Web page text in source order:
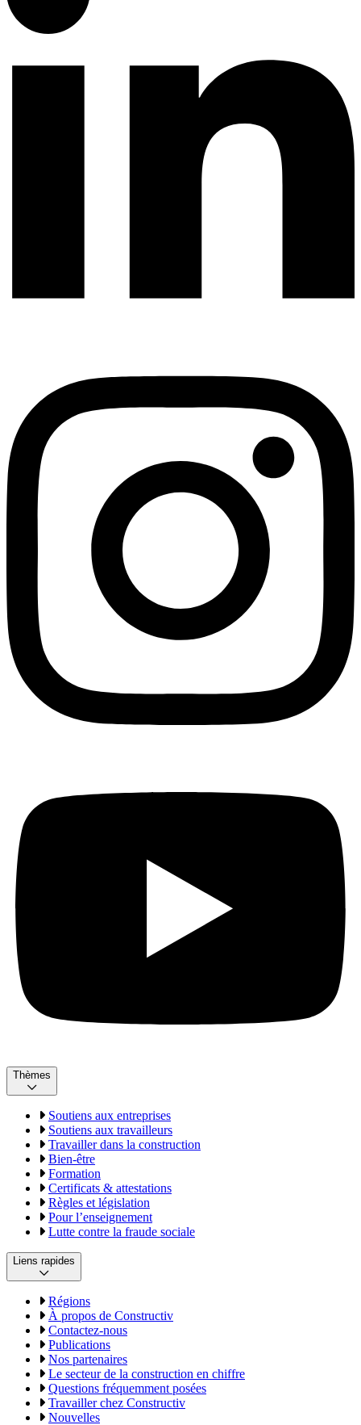
Thèmes
Soutiens aux entreprises
Soutiens aux travailleurs
Travailler dans la construction
Bien-être
Formation
Certificats & attestations
Règles et législation
Pour l’enseignement
Lutte contre la fraude sociale
Liens rapides
Régions
À propos de Constructiv
Contactez-nous
Publications
Nos partenaires
Le secteur de la construction en chiffre
Questions fréquemment posées
Travailler chez Constructiv
Nouvelles